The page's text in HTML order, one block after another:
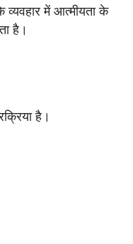
व्यवहार में आत्मीयता के
है।
है।